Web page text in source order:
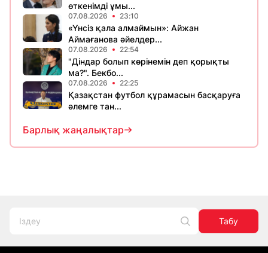
өткенімді ұмы...
07.08.2026 23:10
«Үнсіз қала алмаймын»: Айжан
Аймағанова әйелдер...
07.08.2026 22:54
"Діндар болып көрінемін деп қорықты
ма?". Бекбо...
07.08.2026 22:25
Қазақстан футбол құрамасын басқаруға
әлемге тан...
Барлық жаңалықтар
Табу